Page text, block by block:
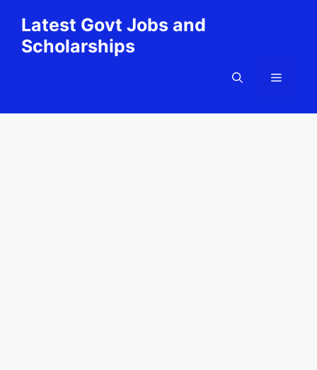
content
Latest Govt Jobs and
Scholarships
Menu